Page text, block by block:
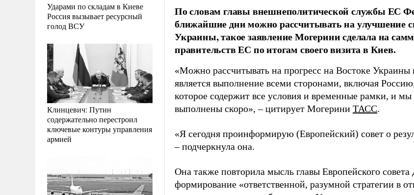
Ударами по складам в Киеве
Россия вызывает ресурсный
голод ВСУ
Клинцевич: Путин
содержательно перестроил
ключевые контуры управления
армией
По словам главы внешнеполитической службы ЕС
ближайшие дни можно рассчитывать на улучшение
Украины, такое заявление Могерини сделала на
правительств ЕС по итогам своего визита в Киев.
«Можно рассчитывать на прогресс на Востоке
является выполнение всеми сторонами, включая
которое содержит все условия и временные рамки, и
выполнены скоро»,–цитирует Могерини ТАСС.
«Я сегодня проинформирую (Европейский) совет о
–подчеркнула она.
Она также повторила мысль главы Европейского совета
формирование «ответственной, разумной стратегии в